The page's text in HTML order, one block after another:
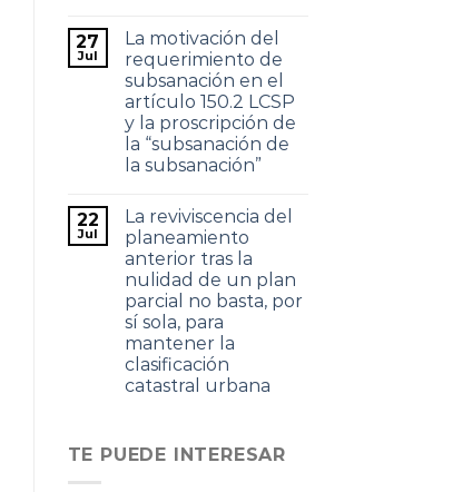
27
Jul
La motivación del
requerimiento de
subsanación en el
artículo 150.2 LCSP
y la proscripción de
la “subsanación de
la subsanación”
22
Jul
La reviviscencia del
planeamiento
anterior tras la
nulidad de un plan
parcial no basta, por
sí sola, para
mantener la
clasificación
catastral urbana
TE PUEDE INTERESAR